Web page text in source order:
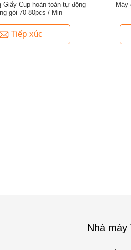
Giấy Cup hoàn toàn tự động
gói 70-80pcs / Min
Tiếp xúc
Máy
Nhà máy